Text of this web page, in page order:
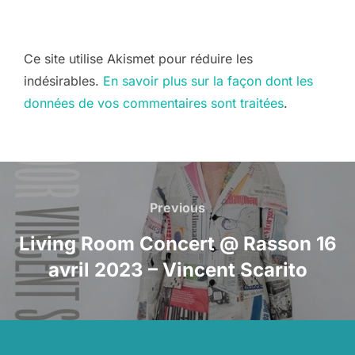
Ce site utilise Akismet pour réduire les
indésirables. En savoir plus sur la façon dont les
données de vos commentaires sont traitées.
de
l’article
Previous
Previous
Living Room Concert @ Rasson 16
avril 2023 – Vincent Scarito